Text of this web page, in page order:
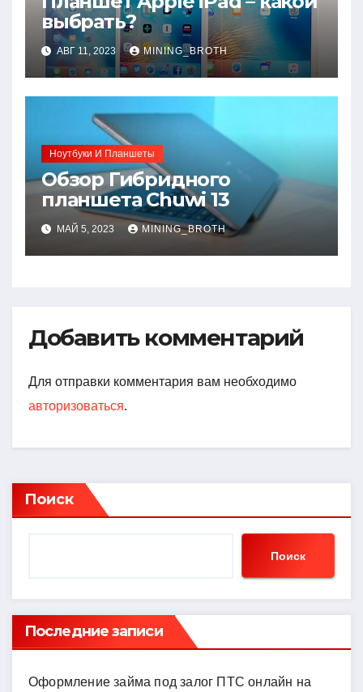
выбрать?
АВГ 11, 2023 MINING_BROTH
Ноутбуки И Планшеты
Обзор Гибридного
планшета Chuwi 13
МАЙ 5, 2023 MINING_BROTH
Добавить комментарий
Для отправки комментария вам необходимо
авторизоваться.
Поиск
Поиск
Последние записи
Оформление займа под залог ПТС онлайн на